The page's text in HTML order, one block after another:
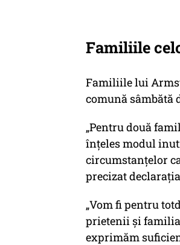
Familiile
Familiile lui
comună sâmbătă
„Pentru două
înțeles modul
circumstanțelor
precizat
„Vom fi pentru
prietenii și familia
exprimăm